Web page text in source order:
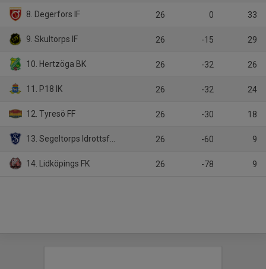
8. Degerfors IF 26 0 33
9. Skultorps IF 26 -15 29
10. Hertzöga BK 26 -32 26
11. P18 IK 26 -32 24
12. Tyresö FF 26 -30 18
13. Segeltorps Idrottsförening Fotboll 26 -60 9
14. Lidköpings FK 26 -78 9